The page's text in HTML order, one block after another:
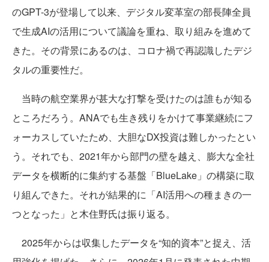
のGPT-3が登場して以来、デジタル変革室の部長陣全員
で生成AIの活用について議論を重ね、取り組みを進めて
きた。その背景にあるのは、コロナ禍で再認識したデジ
タルの重要性だ。
当時の航空業界が甚大な打撃を受けたのは誰もが知る
ところだろう。ANAでも生き残りをかけて事業継続にフ
ォーカスしていたため、大胆なDX投資は難しかったとい
う。それでも、2021年から部門の壁を越え、膨大な全社
データを横断的に集約する基盤「BlueLake」の構築に取
り組んできた。それが結果的に「AI活用への種まきの一
つとなった」と木住野氏は振り返る。
2025年からは収集したデータを“知的資本”と捉え、活